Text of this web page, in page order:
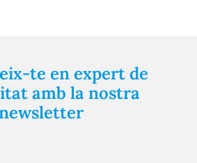
te en expert de
amb la nostra